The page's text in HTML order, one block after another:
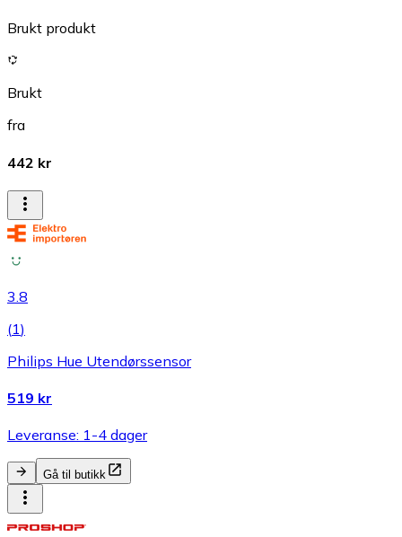
Brukt produkt
Brukt
fra
442 kr
3.8
(1)
Philips Hue Utendørssensor
519 kr
Leveranse: 1-4 dager
Gå til butikk